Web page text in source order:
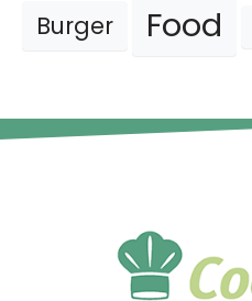
Burger Food